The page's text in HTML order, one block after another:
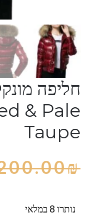
& Pale
Taupe
₪
נותרו 8 במלאי